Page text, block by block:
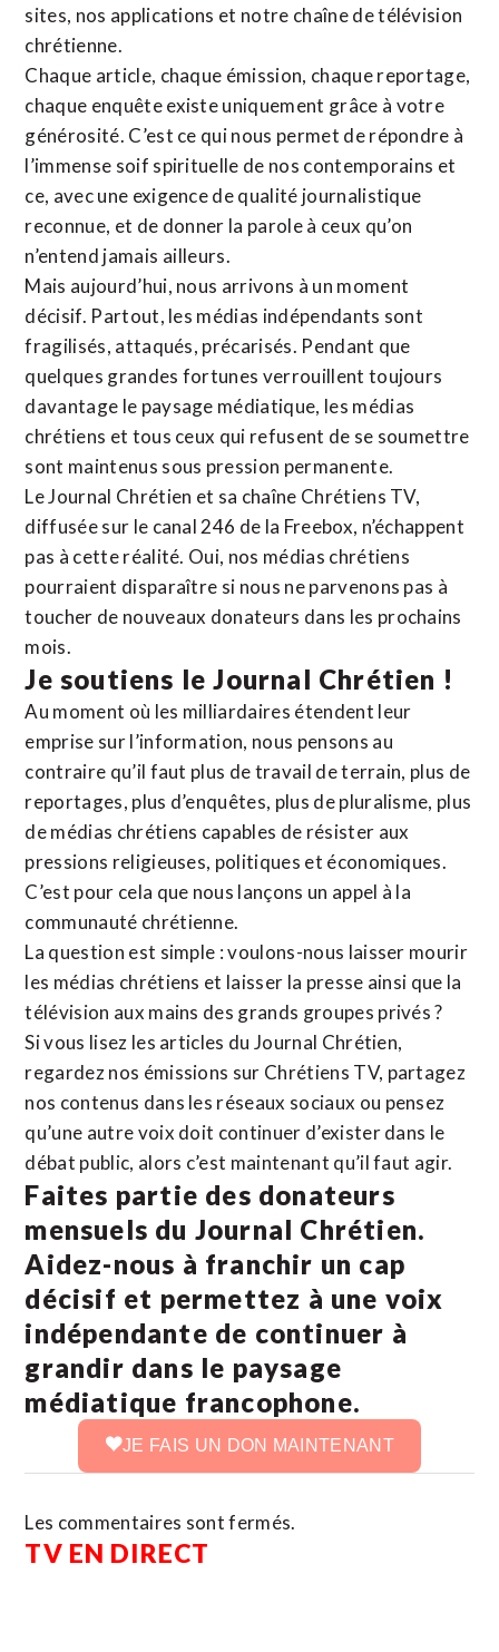
sites, nos applications et notre chaîne de télévision
chrétienne.
Chaque article, chaque émission, chaque reportage,
chaque enquête existe uniquement grâce à votre
générosité. C’est ce qui nous permet de répondre à
l’immense soif spirituelle de nos contemporains et
ce, avec une exigence de qualité journalistique
reconnue, et de donner la parole à ceux qu’on
n’entend jamais ailleurs.
Mais aujourd’hui, nous arrivons à un moment
décisif. Partout, les médias indépendants sont
fragilisés, attaqués, précarisés. Pendant que
quelques grandes fortunes verrouillent toujours
davantage le paysage médiatique, les médias
chrétiens et tous ceux qui refusent de se soumettre
sont maintenus sous pression permanente.
Le Journal Chrétien et sa chaîne Chrétiens TV,
diffusée sur le canal 246 de la Freebox, n’échappent
pas à cette réalité. Oui, nos médias chrétiens
pourraient disparaître si nous ne parvenons pas à
toucher de nouveaux donateurs dans les prochains
mois.
Je soutiens le Journal Chrétien !
Au moment où les milliardaires étendent leur
emprise sur l’information, nous pensons au
contraire qu’il faut plus de travail de terrain, plus de
reportages, plus d’enquêtes, plus de pluralisme, plus
de médias chrétiens capables de résister aux
pressions religieuses, politiques et économiques.
C’est pour cela que nous lançons un appel à la
communauté chrétienne.
La question est simple : voulons-nous laisser mourir
les médias chrétiens et laisser la presse ainsi que la
télévision aux mains des grands groupes privés ?
Si vous lisez les articles du Journal Chrétien,
regardez nos émissions sur Chrétiens TV, partagez
nos contenus dans les réseaux sociaux ou pensez
qu’une autre voix doit continuer d’exister dans le
débat public, alors c’est maintenant qu’il faut agir.
Faites partie des donateurs
mensuels du Journal Chrétien.
Aidez-nous à franchir un cap
décisif et permettez à une voix
indépendante de continuer à
grandir dans le paysage
médiatique francophone.
JE FAIS UN DON MAINTENANT
Les commentaires sont fermés.
TV EN DIRECT